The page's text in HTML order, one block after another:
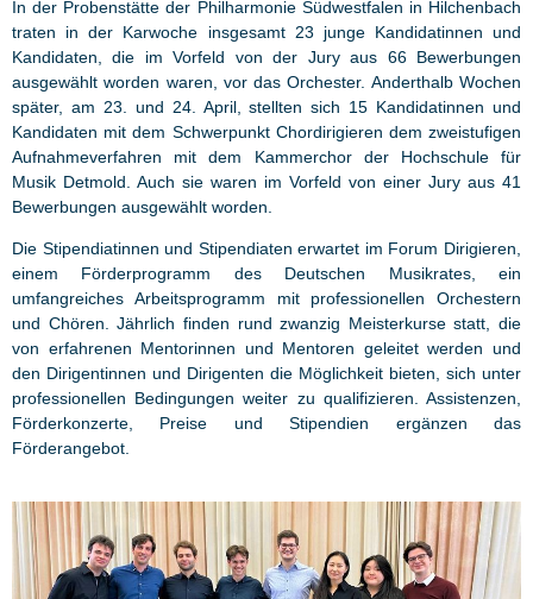
In der Probenstätte der Philharmonie Südwestfalen in Hilchenbach
traten in der Karwoche insgesamt 23 junge Kandidatinnen und
Kandidaten, die im Vorfeld von der Jury aus 66 Bewerbungen
ausgewählt worden waren, vor das Orchester. Anderthalb Wochen
später, am 23. und 24. April, stellten sich 15 Kandidatinnen und
Kandidaten mit dem Schwerpunkt Chordirigieren dem zweistufigen
Aufnahmeverfahren mit dem Kammerchor der Hochschule für
Musik Detmold. Auch sie waren im Vorfeld von einer Jury aus 41
Bewerbungen ausgewählt worden.
Die Stipendiatinnen und Stipendiaten erwartet im Forum Dirigieren,
einem Förderprogramm des Deutschen Musikrates, ein
umfangreiches Arbeitsprogramm mit professionellen Orchestern
und Chören. Jährlich finden rund zwanzig Meisterkurse statt, die
von erfahrenen Mentorinnen und Mentoren geleitet werden und
den Dirigentinnen und Dirigenten die Möglichkeit bieten, sich unter
professionellen Bedingungen weiter zu qualifizieren. Assistenzen,
Förderkonzerte, Preise und Stipendien ergänzen das
Förderangebot.